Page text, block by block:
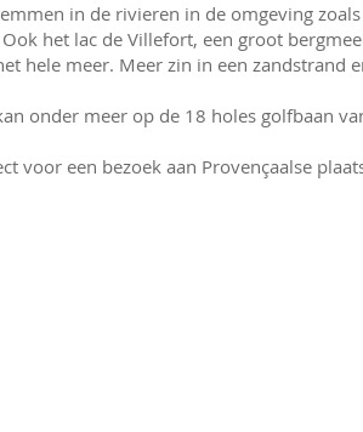
in de rivieren in de omgeving
het lac de Villefort, een groot
hele meer. Meer zin in een zandstrand
onder meer op de 18 holes golfbaan
voor een bezoek aan Provençaalse